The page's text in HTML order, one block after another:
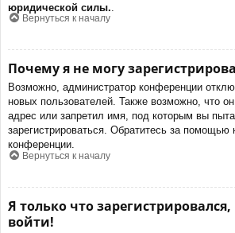
юридической силы.
Вернуться к началу
Почему я не могу
Возможно, администратор конференции
новых пользователей. Также возможно, что
адрес или запретил имя, под которым вы
зарегистрироваться. Обратитесь за помощью
конференции.
Вернуться к началу
Я только что
войти!